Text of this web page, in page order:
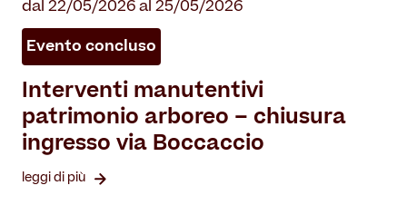
dal 22/05/2026 al 25/05/2026
Evento concluso
Interventi manutentivi
patrimonio arboreo – chiusura
ingresso via Boccaccio
leggi di più